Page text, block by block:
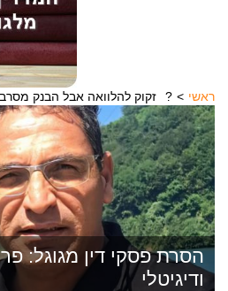
ראשי זקוק להלוואה אבל הבנק מסרב לתת?
הסרת פסקי דין מגוגל:
ודיגיטלי